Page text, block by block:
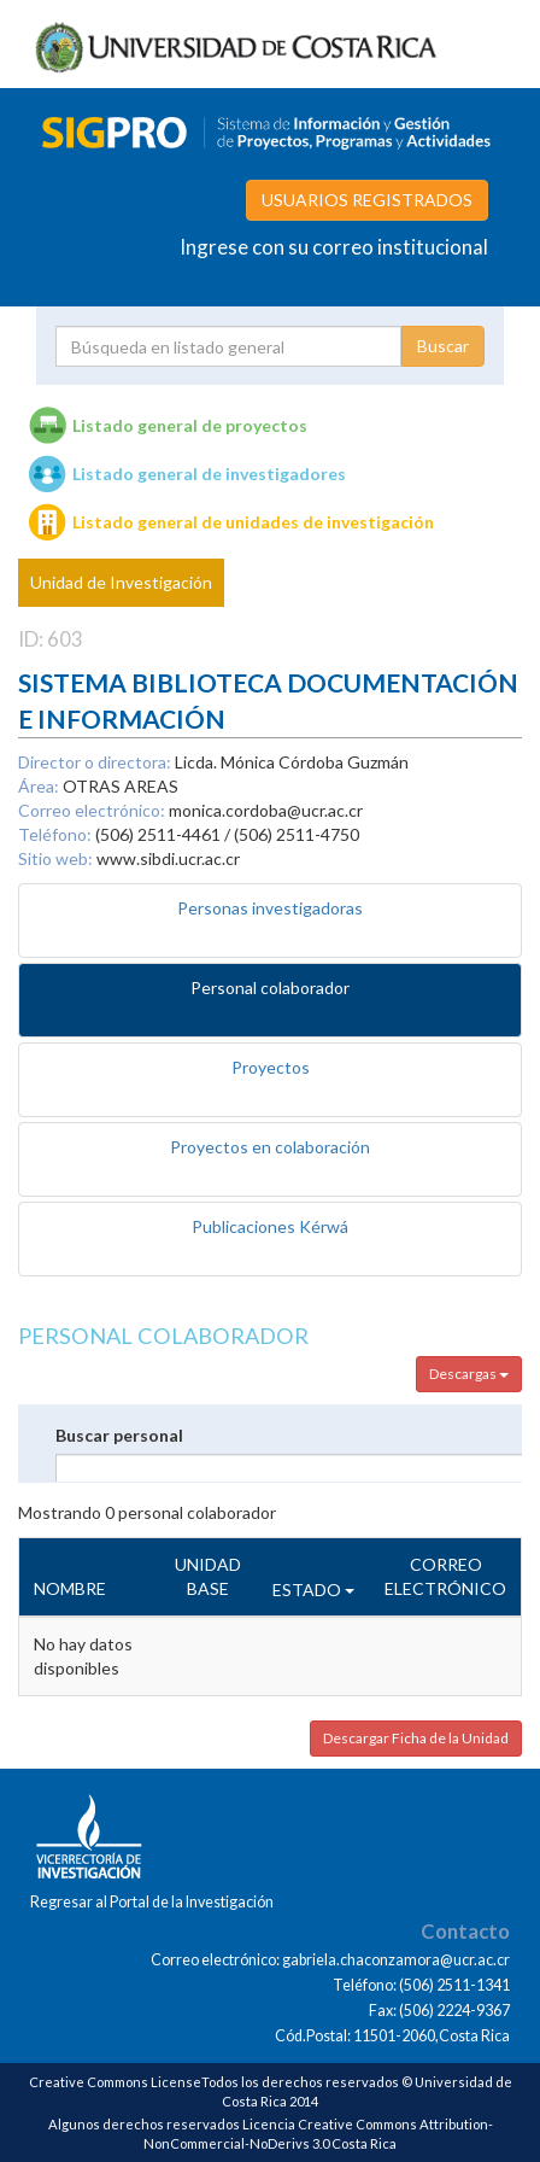
USUARIOS REGISTRADOS
Ingrese con su correo institucional
Unidades de investigación
Listado general de proyectos
Listado general de investigadores
Listado general de unidades de investigación
Unidad de Investigación
ID: 603
SISTEMA BIBLIOTECA DOCUMENTACIÓN
E INFORMACIÓN
Director o directora: Licda. Mónica Córdoba Guzmán
Área: OTRAS AREAS
Correo electrónico: monica.cordoba@ucr.ac.cr
Teléfono: (506) 2511-4461 / (506) 2511-4750
Sitio web: www.sibdi.ucr.ac.cr
Personas investigadoras
Personal colaborador
Proyectos
Proyectos en colaboración
Publicaciones Kérwá
PERSONAL COLABORADOR
Descargas
Buscar personal
Mostrando 0personal colaborador
NOMBRE
UNIDAD
BASE
ESTADO
CORREO
ELECTRÓNICO
No hay datos
disponibles
Descargar Ficha de la Unidad
Regresar al Portal de la Investigación
Contacto
Correo electrónico: gabriela.chaconzamora@ucr.ac.cr
Teléfono: (506) 2511-1341
Fax: (506) 2224-9367
Cód.Postal: 11501-2060,Costa Rica
Creative Commons LicenseTodos los derechos reservados © Universidad de
Costa Rica 2014
Algunos derechos reservados Licencia Creative Commons Attribution-
NonCommercial-NoDerivs 3.0 Costa Rica